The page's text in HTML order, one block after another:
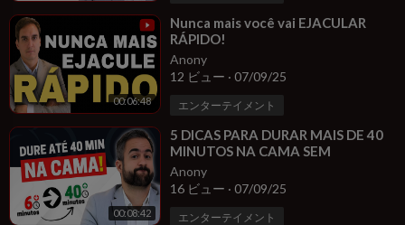
00:06:48
⁣Nunca mais você vai EJACULAR
RÁPIDO!
Anony
12 ビュー · 07/09/25
エンターテイメント
00:08:42
⁣5 DICAS PARA DURAR MAIS DE 40
MINUTOS NA CAMA SEM
REMÉDIOS!
Anony
16 ビュー · 07/09/25
エンターテイメント